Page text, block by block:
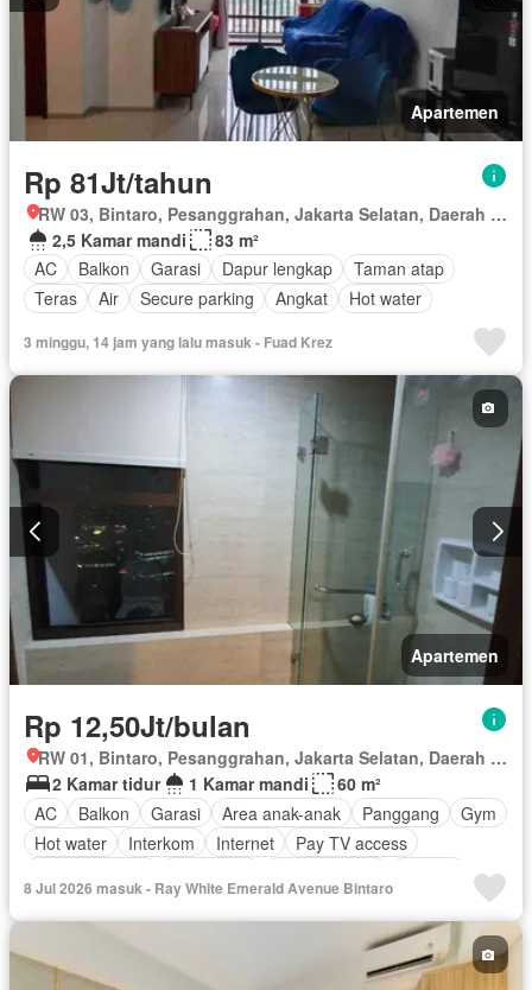
Apartemen
Rp 81Jt/tahun
RW 03, Bintaro, Pesanggrahan, Jakarta Selatan, Daerah Khusus Ibukota Jakarta
2,5 Kamar mandi
83 m²
AC
Balkon Garasi Dapur lengkap
Taman atap
Teras
Air Secure parking Angkat Hot water
3 minggu, 14 jam yang lalu masuk - Fuad Krez
Apartemen
Rp 12,50Jt/bulan
RW 01, Bintaro, Pesanggrahan, Jakarta Selatan, Daerah Khusus Ibukota Jakarta
2 Kamar tidur
1 Kamar mandi
60 m²
AC
Balkon Garasi Area anak-anak Panggang
Gym
Hot water
Interkom Internet
Pay TV access
Berperabot lengkap
8 Jul 2026 masuk - Ray White Emerald Avenue Bintaro